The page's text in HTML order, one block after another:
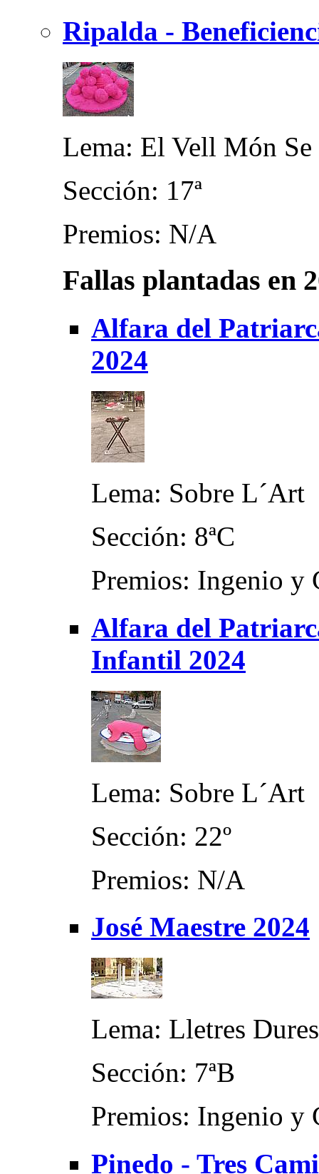
Ripalda -
Lema: El Vell Món
Sección: 17ª
Premios: N/A
Fallas plantadas en
Alfara del
2024
Lema: Sobre L´Art
Sección: 8ªC
Premios: Ingenio y
Alfara del
Infantil 2024
Lema: Sobre L´Art
Sección: 22º
Premios: N/A
José Maestre 2024
Lema: Lletres
Sección: 7ªB
Premios: Ingenio y
Pinedo - Tres